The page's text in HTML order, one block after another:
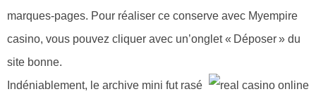
marques-pages. Pour réaliser ce conserve avec Myempire
casino, vous pouvez cliquer avec un’onglet « Déposer » du
site bonne.
Indéniablement, le archive mini fut rasé